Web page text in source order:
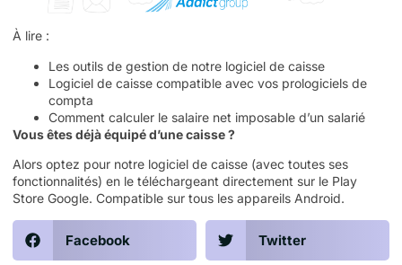
À lire :
Les outils de gestion de notre logiciel de caisse
Logiciel de caisse compatible avec vos prologiciels de
compta
Comment calculer le salaire net imposable d’un salarié
Vous êtes déjà équipé d’une caisse ?
Alors optez pour notre logiciel de caisse (avec toutes ses
fonctionnalités) en le téléchargeant directement sur le Play
Store Google. Compatible sur tous les appareils Android.
Facebook Twitter